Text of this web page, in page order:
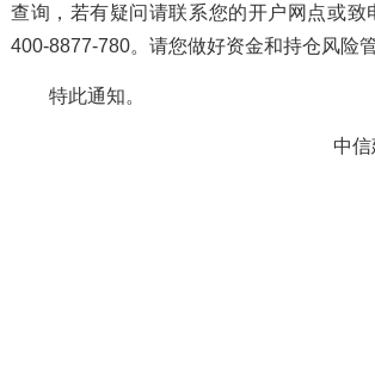
查询，若有疑问请联系您的开户网点或致
400-8877-780。请您做好资金和持仓风险
特此通知。
中信建